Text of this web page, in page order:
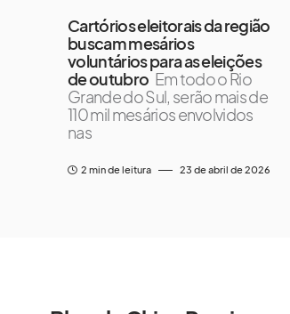
Cartórios eleitorais da região
buscam mesários
voluntários para as eleições
de outubro Em todo o Rio
Grande do Sul, serão mais de
110 mil mesários envolvidos
nas
2 min de leitura 23 de abril de 2026